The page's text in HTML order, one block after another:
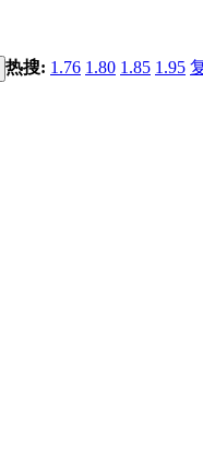
热搜: 1.76 1.80 1.85 1.95